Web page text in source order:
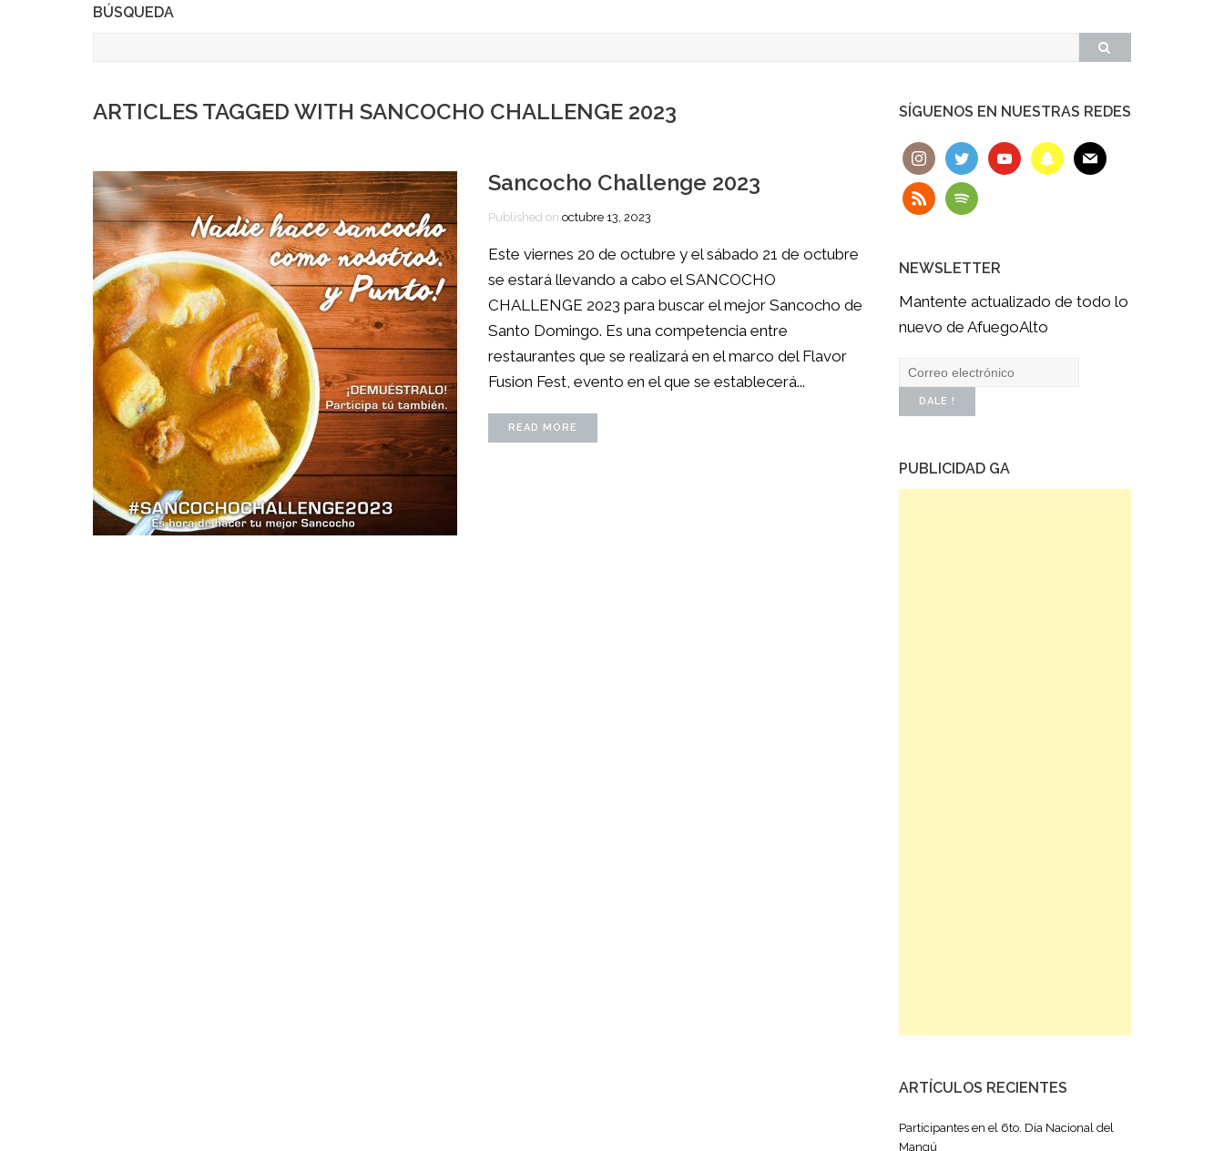
BÚSQUEDA
ARTICLES TAGGED WITH SANCOCHO CHALLENGE 2023
Sancocho Challenge 2023
Published on octubre 13, 2023
Este viernes 20 de octubre y el sábado 21 de octubre
se estará llevando a cabo el SANCOCHO
CHALLENGE 2023 para buscar el mejor Sancocho de
Santo Domingo. Es una competencia entre
restaurantes que se realizará en el marco del Flavor
Fusion Fest, evento en el que se establecerá...
READ MORE
SÍGUENOS EN NUESTRAS REDES
NEWSLETTER
Mantente actualizado de todo lo
nuevo de AfuegoAlto
PUBLICIDAD GA
ARTÍCULOS RECIENTES
Participantes en el 6to. Día Nacional del
Mangú